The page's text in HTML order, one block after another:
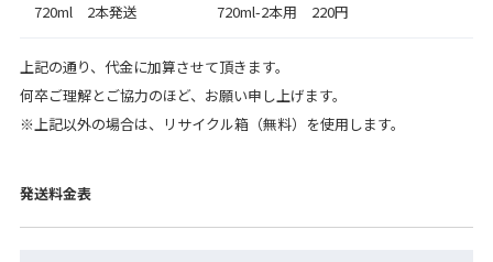
720ml 2本発送 720ml-2本用 220円
上記の通り、代金に加算させて頂きます。
何卒ご理解とご協力のほど、お願い申し上げます。
※上記以外の場合は、リサイクル箱（無料）を使用します。
発送料金表